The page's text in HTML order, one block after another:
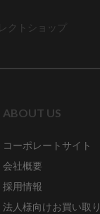
クトショップ
ABOUT US
コーポレートサイト
会社概要
採用情報
法人様向けお買い取り